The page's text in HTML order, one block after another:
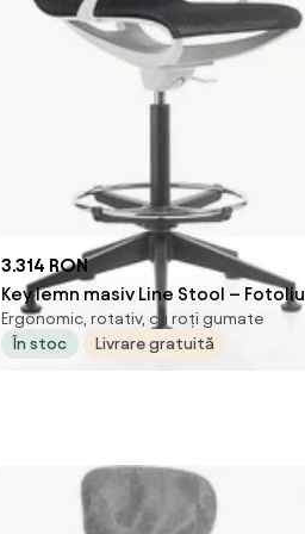
3.314 RON
Key lemn masiv Line Stool – Fotoliu
birou
Ergonomic, rotativ, cu roți gumate
În stoc
Livrare gratuită